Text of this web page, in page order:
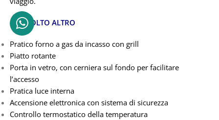
… E MOLTO ALTRO
Pratico forno a gas da incasso con grill
Piatto rotante
Porta in vetro, con cerniera sul fondo per facilitare
l’accesso
Pratica luce interna
Accensione elettronica con sistema di sicurezza
Controllo termostatico della temperatura